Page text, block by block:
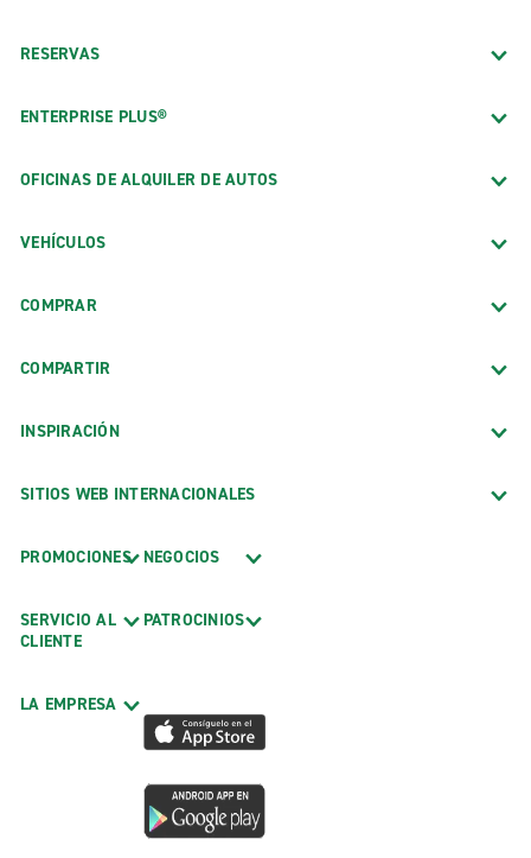
RESERVAS
ENTERPRISE PLUS®
OFICINAS DE ALQUILER DE AUTOS
VEHÍCULOS
COMPRAR
COMPARTIR
INSPIRACIÓN
SITIOS WEB INTERNACIONALES
PROMOCIONES
SERVICIO AL
CLIENTE
LA EMPRESA
NEGOCIOS
PATROCINIOS